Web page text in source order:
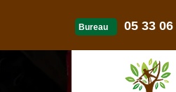
Bureau 05 33